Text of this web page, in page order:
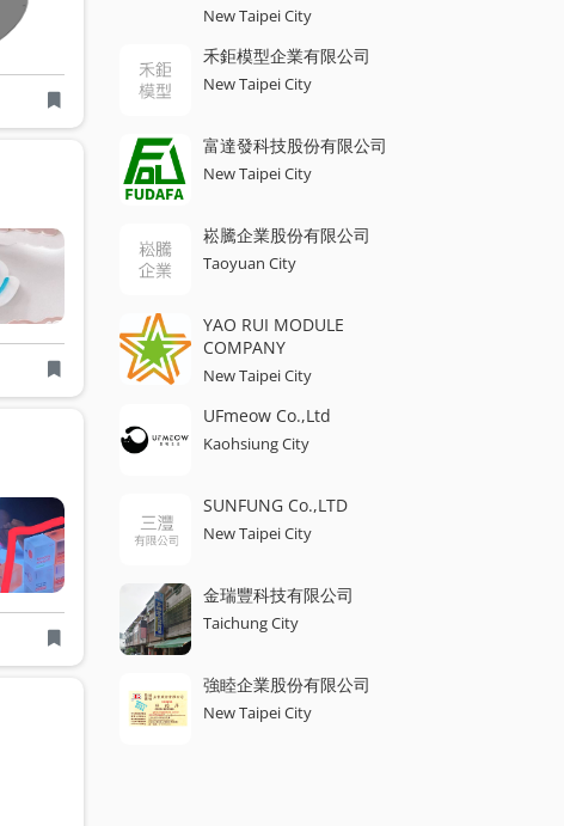
Polylactic Acid
New Taipei City
禾鉅模型企業有限公司
New Taipei City
富達發科技股份有限公司
New Taipei City
崧騰企業股份有限公司
Taoyuan City
YAO RUI MODULE
COMPANY
New Taipei City
UFmeow Co.,Ltd
Kaohsiung City
SUNFUNG Co.,LTD
New Taipei City
金瑞豐科技有限公司
Taichung City
強睦企業股份有限公司
New Taipei City